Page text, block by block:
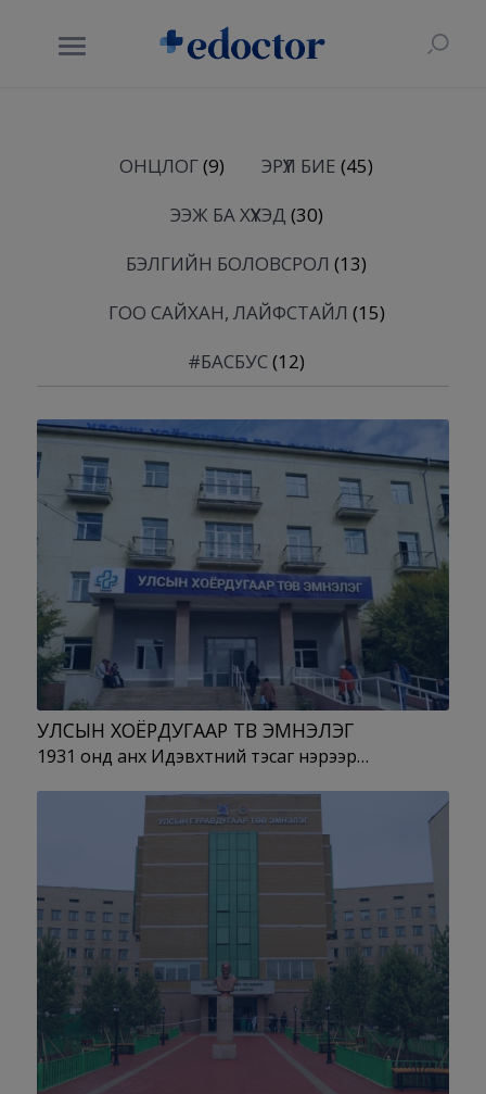
ОНЦЛОГ(9) ЭРҮҮЛ БИЕ (45)
ЭЭЖ БА ХҮҮХЭД (30)
БЭЛГИЙН БОЛОВСРОЛ (13)
ГОО САЙХАН, ЛАЙФСТАЙЛ (15)
#БАСБУС(12)
УЛСЫН ХОЁРДУГААР ТӨВ ЭМНЭЛЭГ
1931 онд анх Идэвхтний тэсаг нэрээр…